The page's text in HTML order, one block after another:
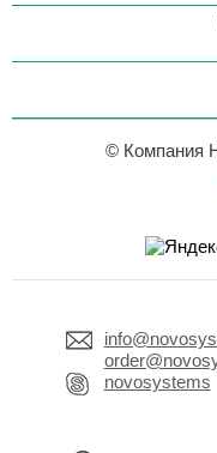
© Компания
novosystems